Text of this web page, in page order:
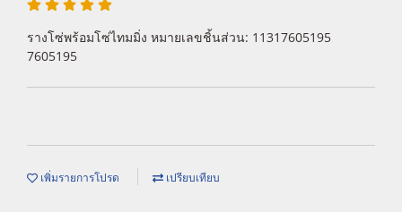
รางโซ่พร้อมโซ่ไทมมิ่ง หมายเลขชิ้นส่วน: 11317605195
7605195
เพิ่มรายการโปรด เปรียบเทียบ